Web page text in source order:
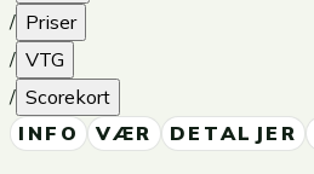
/ Priser
/ VTG
/ Scorekort
INFO
VÆR DETALJER